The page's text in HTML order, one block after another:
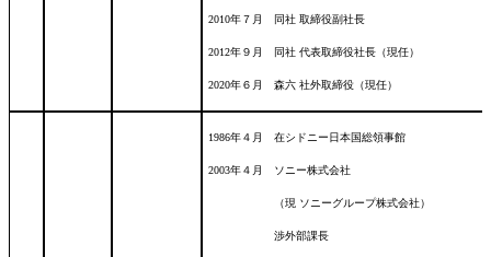
2010年７月 同社 取締役副社長
2012年９月 同社 代表取締役社長（現任）
2020年６月 森六 社外取締役（現任）
1986年４月 在シドニー日本国総領事館
2003年４月 ソニー株式会社
（現 ソニーグループ株式会社）
渉外部課長